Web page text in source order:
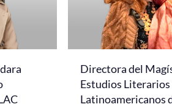
Directora del
Estudios
Latinoamericanos